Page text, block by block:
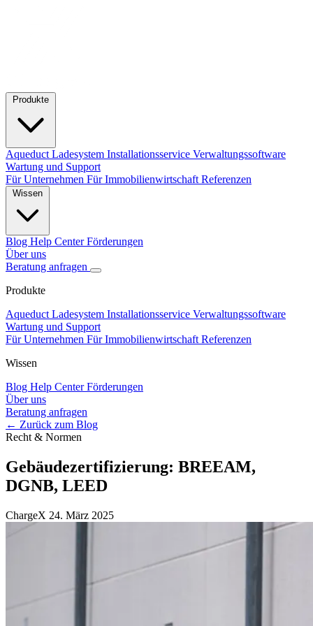
Aqueduct Ladesystem Installationsservice Verwaltungssoftware
Wartung und Support
Für Unternehmen Für Immobilienwirtschaft Referenzen
Blog Help CenterFörderungen
Über uns
Beratung anfragen
Produkte
Aqueduct Ladesystem Installationsservice Verwaltungssoftware
Wartung und Support
Für Unternehmen Für Immobilienwirtschaft Referenzen
Wissen
Blog Help CenterFörderungen
Über uns
Beratung anfragen
← Zurück zum Blog
Recht & Normen
Gebäudezertifizierung: BREEAM,
DGNB, LEED
ChargeX 24. März 2025